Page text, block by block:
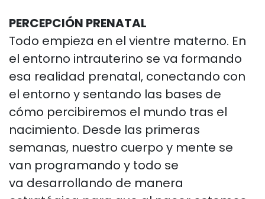
PERCEPCIÓN PRENATAL
Todo empieza en el vientre materno. En
el entorno intrauterino se va formando
esa realidad prenatal, conectando con
el entorno y sentando las bases de
cómo percibiremos el mundo tras el
nacimiento. Desde las primeras
semanas, nuestro cuerpo y mente se
van programando y todo se
va desarrollando de manera